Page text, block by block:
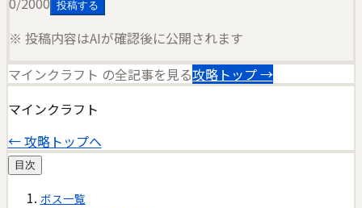
投稿する
※ 投稿内容はAIが確認後に公開されます
マインクラフト の全記事を見る攻略トップ →
マインクラフト
← 攻略トップへ
目次
ボス一覧